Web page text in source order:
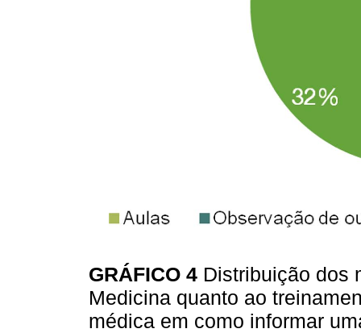
GRÁFICO 4 Distribuição dos
Medicina quanto ao
médica em como informar